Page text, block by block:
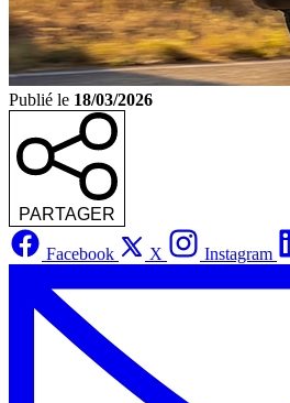
Publié le 18/03/2026
PARTAGER
Facebook X Instagram